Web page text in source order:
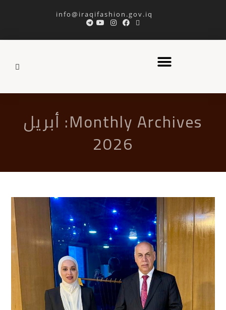
Monthly Archives: أبريل
2026